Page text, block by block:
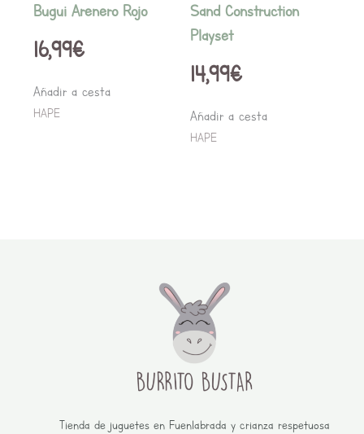
Bugui Arenero Rojo
16,99€
Añadir a cesta
HAPE
Sand Construction
Playset
14,99€
Añadir a cesta
HAPE
Tienda de juguetes en Fuenlabrada y crianza respetuosa